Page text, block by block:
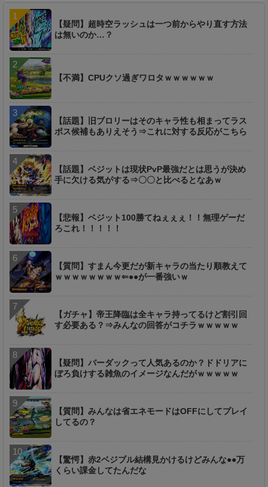
【疑問】超時空ラッシュは一つ前からやり直す方法
は無いのか…？
【不満】CPUクソ過ぎワロタｗｗｗｗｗｗ
【話題】旧ブロリーはそのキャラ性も相まってラス
ボス候補もありえそう⇒これに対する反応がこちら
【話題】ベジットは現状PvP最強だとは思うが決め
手に欠ける気がする⇒〇〇と比べるとなあｗ
【悲報】ベジット100勝てねぇぇぇ！！無理ゲーだ
ろこれ！！！！！
【質問】すまん今更だが新キャラの当たり順教えて
ｗｗｗｗｗｗｗｗ⇐●●が一番強いｗ
【ガチャ】帝王降臨は全キャラ持ってるけど割引回
す必要ある？⇒みんなの回答がコチラｗｗｗｗｗ
【疑問】バーダックって人気あるのか？ドドリアに
ぼろ負けする雑魚のイメージなんだがｗｗｗｗｗ
【質問】みんなは省エネモードはOFFにしてプレイ
してるの？
【驚愕】赤2ベジブル結構見かけるけどみんな●●万
くらい課金してたんだな